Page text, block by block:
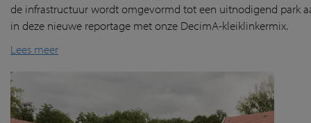
de infrastructuurwordtomgevormd toteen uitnodigend park
in deze nieuwe reportage metonze DecimA-kleiklinkermix.
Lees meer